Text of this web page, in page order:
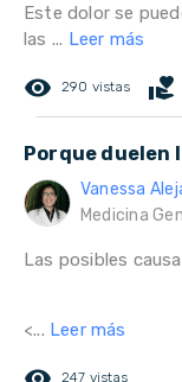
Este dolor se
las ... Leer más
remove_red_eye 290 vistas volunteer_activism
Porque duelen
Vanessa
Medicina
Las posibles
<... Leer más
247 vistas